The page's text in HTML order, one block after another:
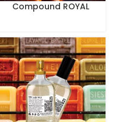
Compound ROYAL